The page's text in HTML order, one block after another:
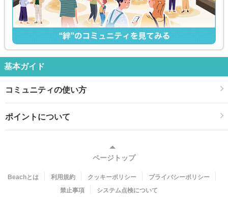
基本ガイド
コミュニティの使い方
ポイントについて
ページトップ
Beachとは 利用規約 クッキーポリシー
プライバシーポリシー
禁止事項
システム点検について